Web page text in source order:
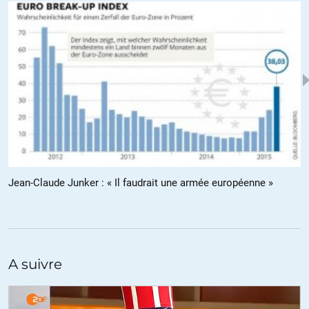
ALERTER
Dommage//07.10.2014 à 08h55
Bien dit.
Plutôt l’espoir que l’illusion je pense. C’est justement la dimension
politique que j’ai toujours aimé chez eux, ce sont des gens qui
essayent (essayaient?) de faire quelque chose, pas juste
d’observer et de commenter.
ALERTER
La guerre , c’est quand le gouvernement te dit qui est ton ennemi.
véritable ennemi.
Jean-Claude Junker : « Il faudrait une armée européenne »
A suivre